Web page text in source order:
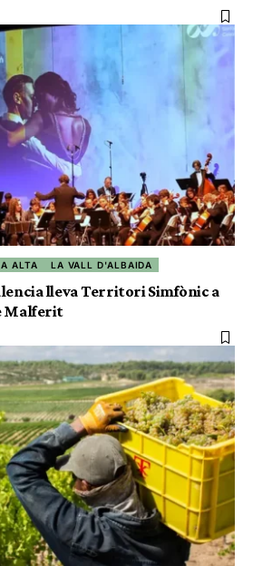
ALTA LA VALL D'ALBAIDA
lleva Territori Simfònic a
Malferit